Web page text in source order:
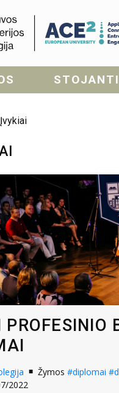
Įvykiai
Žymos #diplomai
2022